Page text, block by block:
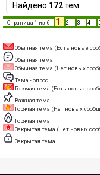
Найдено 172тем.
Страница 1 из 6 1 2 3 4
Обычная тема (Есть новые
Обычная тема
Обычная тема (Нет новых
Тема - опрос
Горячая тема (Есть новые
Важная тема
Горячая тема (Нет новых
Горячая тема
Закрытая тема (Нет новых
Закрытая тема